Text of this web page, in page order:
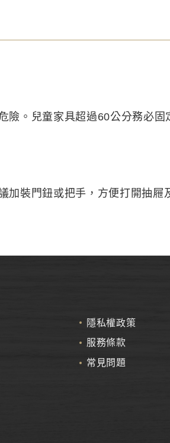
險。兒童家具超過60公分務必固
加裝門鈕或把手，方便打開抽屜
隱私權政策
服務條款
常見問題